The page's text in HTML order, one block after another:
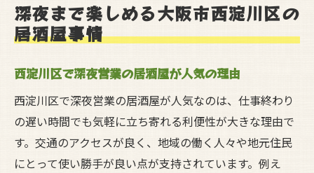
深夜まで楽しめる大阪市西淀川区の
居酒屋事情
西淀川区で深夜営業の居酒屋が人気の理由
西淀川区で深夜営業の居酒屋が人気なのは、仕事終わり
の遅い時間でも気軽に立ち寄れる利便性が大きな理由で
す。交通のアクセスが良く、地域の働く人々や地元住民
にとって使い勝手が良い点が支持されています。例え